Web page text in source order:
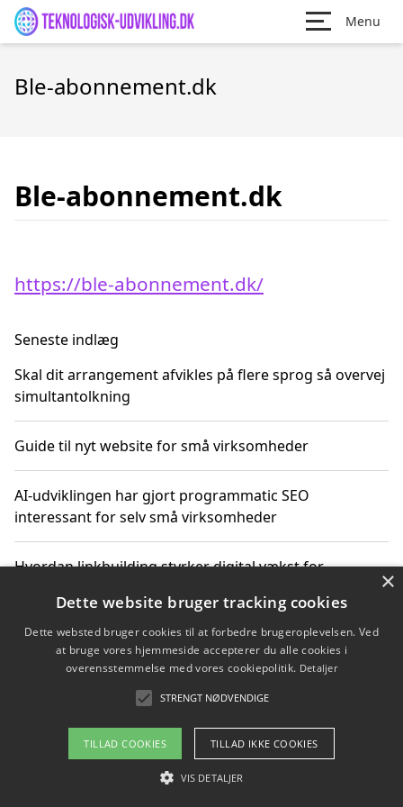
Menu
Ble-abonnement.dk
Ble-abonnement.dk
https://ble-abonnement.dk/
Seneste indlæg
Skal dit arrangement afvikles på flere sprog så overvej
simultantolkning
Guide til nyt website for små virksomheder
AI-udviklingen har gjort programmatic SEO
interessant for selv små virksomheder
Hvordan linkbuilding styrker digital vækst for
Sådan har udviklingen inden for genbrug af elektronik
ændret sig
Copyright 2026 - Pilanto Aps
Om / kontakt
×
Dette website bruger tracking cookies
Dette websted bruger cookies til at forbedre brugeroplevelsen. Ved
at bruge vores hjemmeside accepterer du alle cookies i
overensstemmelse med vores cookiepolitik. Detaljer
STRENGT NØDVENDIGE
TILLAD COOKIES TILLAD IKKE COOKIES
VIS DETALJER